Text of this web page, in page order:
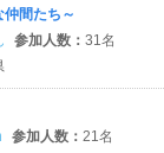
間たち～
参加人数： 31名
参加人数： 21名